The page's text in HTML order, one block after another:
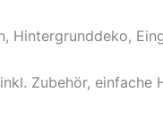
Hintergrunddeko,
Zubehör, einfache